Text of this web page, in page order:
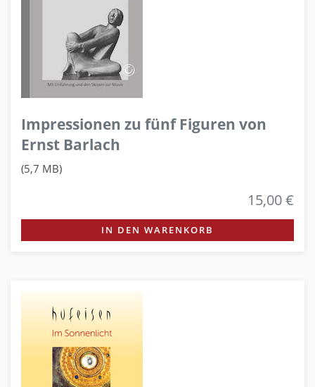
Impressionen zu fünf Figuren von
Ernst Barlach
(5,7 MB)
15,00 €
IN DEN WARENKORB